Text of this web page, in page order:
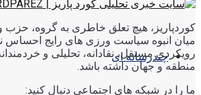
چندرسانه ای
کوردپاریز، هیچ تعلق خاطری به گروه، حزب
میان انبوه سیاست ورزی های رایج احساس
رویکردی مستقل، نقادانه، تحلیلی و
منطقه و جهان داشته باشد.
ما را در شبکه های اجتماعی دنبال کنید: